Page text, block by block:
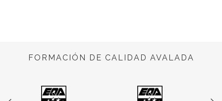
FORMACIÓN DE CALIDAD AVALADA